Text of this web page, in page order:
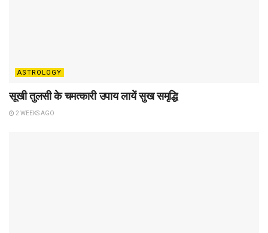
ASTROLOGY
सूखी तुलसी के चमत्कारी उपाय लायें सुख समृद्धि
2 WEEKS AGO